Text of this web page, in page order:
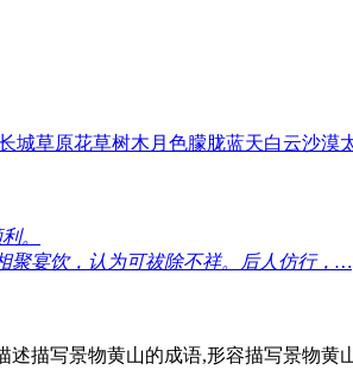
城草原花草树木 月色朦胧蓝天白云沙漠
。
聚宴饮，认为可祓除不祥。后人仿行，…
描写景物黄山的成语,形容描写景物黄